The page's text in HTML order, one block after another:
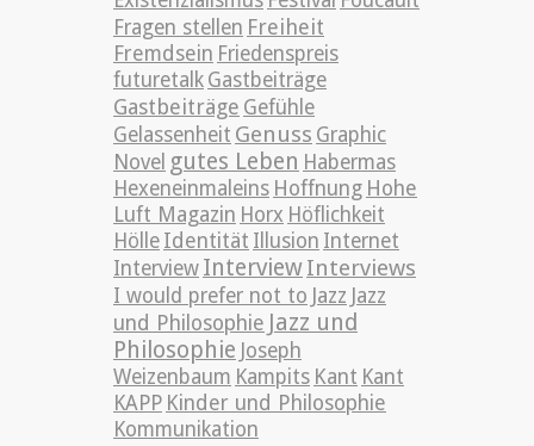
Fragen stellen Freiheit
Fremdsein Friedenspreis
futuretalk Gastbeiträge
Gastbeiträge Gefühle
Gelassenheit Genuss Graphic
Novel gutes Leben Habermas
Hexeneinmaleins Hoffnung Hohe
Luft Magazin Horx Höflichkeit
Hölle Identität Illusion Internet
Interview InterviewInterviews
I would prefer not to Jazz Jazz
und Philosophie Jazz und
Philosophie Joseph
Weizenbaum Kampits Kant Kant
KAPP Kinder und Philosophie
Kommunikation